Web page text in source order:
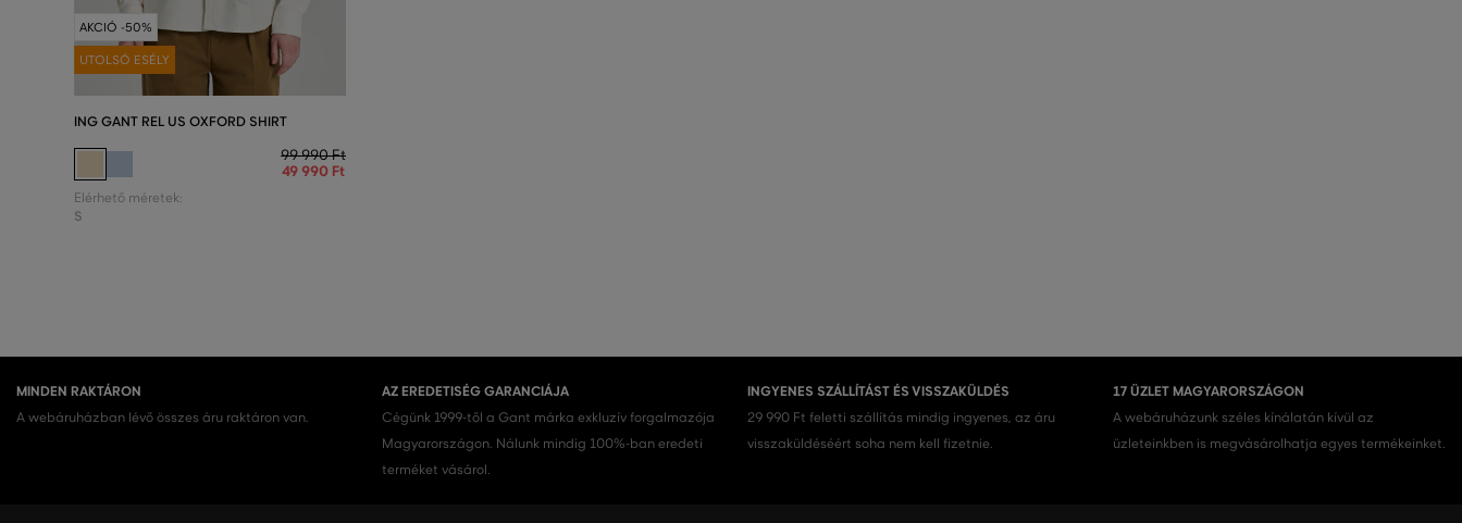
AKCIÓ -50%
UTOLSÓ ESÉLY
ING GANT REL US OXFORD SHIRT
99 990 Ft
49 990 Ft
Elérhető méretek:
S
MINDEN RAKTÁRON
A webáruházban lévő összes áru raktáron van.
AZ EREDETISÉG GARANCIÁJA
Cégünk 1999-től a Gant márka exkluzív forgalmazója
Magyarországon. Nálunk mindig 100%-ban eredeti
terméket vásárol.
INGYENES SZÁLLÍTÁST ÉS VISSZAKÜLDÉS
29 990 Ft feletti szállítás mindig ingyenes, az áru
visszaküldéséért soha nem kell fizetnie.
17 ÜZLET MAGYARORSZÁGON
A webáruházunk széles kínálatán kívül az
üzleteinkben is megvásárolhatja egyes termékeinket.